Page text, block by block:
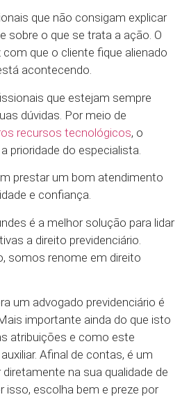
que não consigam explicar
sobre o que se trata a ação. O
com que o cliente fique alienado
acontecendo.
que estejam sempre
dúvidas. Por meio de
recursos tecnológicos, o
prioridade do especialista.
prestar um bom atendimento
e confiança.
é a melhor solução para lidar
a direito previdenciário.
somos renome em direito
um advogado previdenciário é
importante ainda do que isto
atribuições e como este
Afinal de contas, é um
na sua qualidade de
isso, escolha bem e preze por